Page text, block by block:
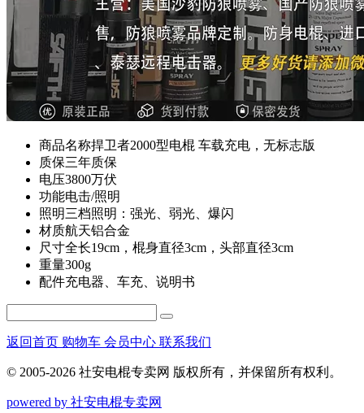
商品名称捍卫者2000型电棍 车载充电，无标志版
质保三年质保
电压3800万伏
功能电击/照明
照明三档照明：强光、弱光、爆闪
材质航天铝合金
尺寸全长19cm，棍身直径3cm，头部直径3cm
重量300g
配件充电器、车充、说明书
返回首页 购物车 会员中心 联系我们
© 2005-2026 社安电棍专卖网 版权所有，并保留所有权利。
powered by 社安电棍专卖网